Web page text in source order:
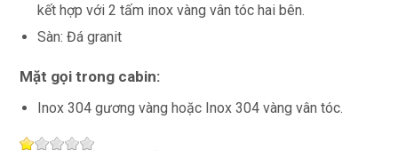
kết hợp với 2 tấm inox vàng vân tóc hai bên.
Sàn: Đá granit
Mặt gọi trong cabin:
Inox 304 gương vàng hoặc Inox 304 vàng vân tóc.